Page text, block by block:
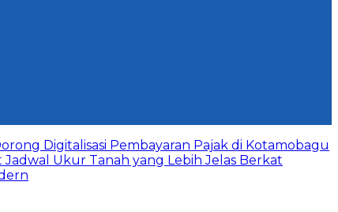
Digitalisasi Pembayaran Pajak di Kotamobagu
Jadwal Ukur Tanah yang Lebih Jelas Berkat